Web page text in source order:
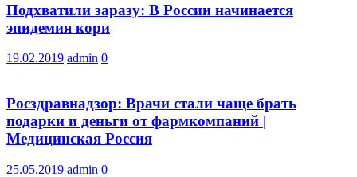
Подхватили заразу: В России начинается
эпидемия кори
19.02.2019 admin 0
Росздравнадзор: Врачи стали чаще брать
подарки и деньги от фармкомпаний |
Медицинская Россия
25.05.2019 admin 0